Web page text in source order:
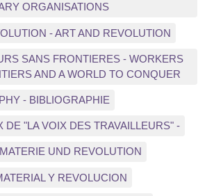
ORGANISATIONS
- ART AND REVOLUTION
SANS FRONTIERES - WORKERS
AND A WORLD TO CONQUER
- BIBLIOGRAPHIE
DE "LA VOIX DES TRAVAILLEURS" -
UND REVOLUTION
Y REVOLUCION